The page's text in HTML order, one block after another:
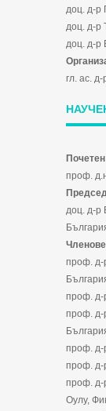
доц. д-р
доц. д-р
доц. д-р
гл. ас.
проф.
доц. д-р
проф. д-
проф. д-
проф. д-
проф. д-
проф. д-
проф. д-
Оулу,